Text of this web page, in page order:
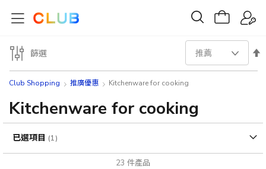
Club Shopping 推廣優惠 Kitchenware for cooking
Kitchenware for cooking
23 件產品
設
序
方
篩選
已選項目